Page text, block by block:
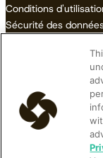
Conditions
Sécurité des
Ne pas vendre ni
© 2026 Cloudbeds.
Cloudbeds is an